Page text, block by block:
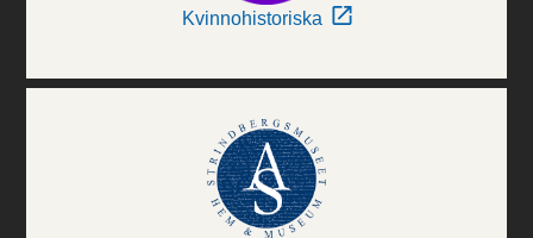
Kvinnohistoriska